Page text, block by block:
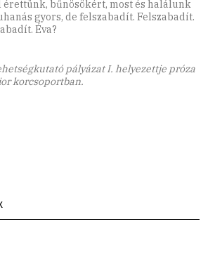
érettünk, bűnösökért, most és halálunk
gyors, de felszabadít. Felszabadít.
Éva?
pályázat I. helyezettje próza
korcsoportban.